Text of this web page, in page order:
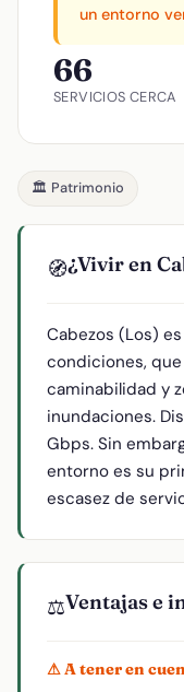
un entorno
66
SERVICIOS CERCA
🏛️ Patrimonio
🧭¿Vivir en
Cabezos (Los)
condiciones,
caminabilidad y
inundaciones.
Gbps. Sin
entorno es su
escasez de
⚖️Ventajas e
⚠ A tener en